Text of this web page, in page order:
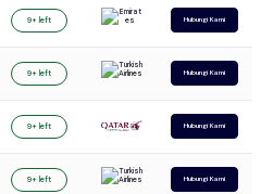
9+ left Hubungi Kami
9+ left Hubungi Kami
9+ left Hubungi Kami
9+ left Hubungi Kami